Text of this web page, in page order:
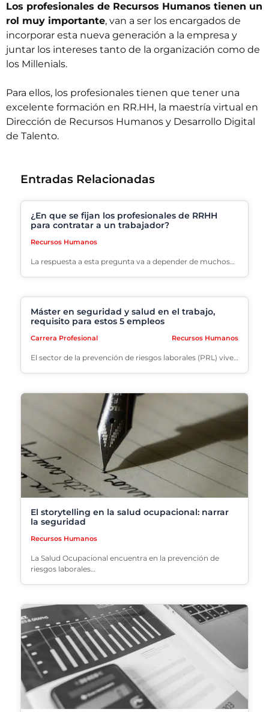
Los profesionales de Recursos Humanos tienen un
rol muy importante, van a ser los encargados de
incorporar esta nueva generación a la empresa y
juntar los intereses tanto de la organización como de
los Millenials.
Para ellos, los profesionales tienen que tener una
excelente formación en RR.HH, la maestría virtual en
Dirección de Recursos Humanos y Desarrollo Digital
de Talento.
Entradas Relacionadas
¿En que se fijan los profesionales de RRHH
para contratar a un trabajador?
Recursos Humanos
La respuesta a esta pregunta va a depender de muchos…
Máster en seguridad y salud en el trabajo,
requisito para estos 5 empleos
Carrera Profesional Recursos Humanos
El sector de la prevención de riesgos laborales (PRL) vive…
El storytelling en la salud ocupacional: narrar
la seguridad
Recursos Humanos
La Salud Ocupacional encuentra en la prevención de
riesgos laborales…